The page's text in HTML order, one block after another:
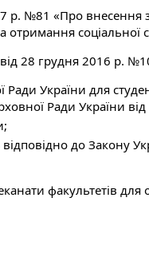
р. №81 «Про внесення
соціальної
28 грудня 2016 р.
України для
Ради України
до
факультетів